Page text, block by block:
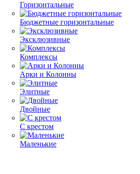
Горизонтальные
Бюджетные горизонтальные
Эксклюзивные
Комплексы
Арки и Колонны
Элитные
Двойные
С крестом
Маленькие